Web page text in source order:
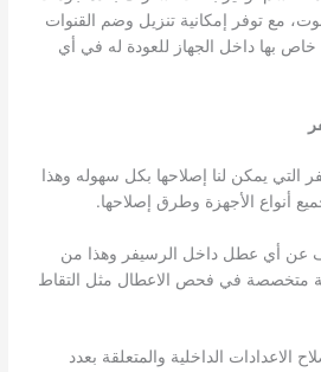
مع توفر إمكانية تنزيل وضم القنوات
بها داخل الجهاز للعودة له في أي
التي يمكن لنا إصلاحها بكل سهوله وهذا
أنواع الأجهزة وطرق إصلاحها.
عن أي عطل داخل الرسيفر وهذا من
متخصصة في فحص الاعطال مثل التقاط
الاعدادات الداخلية والمتعلقة بعدد